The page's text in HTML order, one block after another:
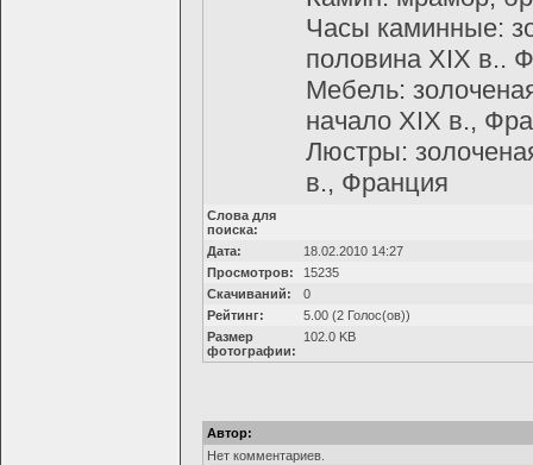
Часы каминные:
половина XIX в..
Мебель:
начало XIX в.,
Люстры:
в., Франция
Слова для
поиска:
Дата:
18.02.2010 14:27
Просмотров:
15235
Скачиваний:
0
Рейтинг:
5.00 (2 Голос(ов))
Размер
фотографии:
102.0 KB
Автор:
Нет комментариев.